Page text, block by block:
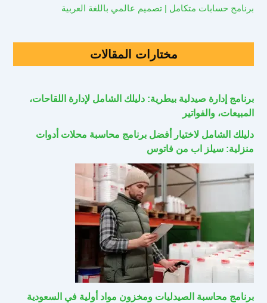
برنامج حسابات متكامل | تصميم عالمي باللغة العربية
مختارات المقالات
برنامج إدارة صيدلية بيطرية: دليلك الشامل لإدارة اللقاحات،
المبيعات، والفواتير
دليلك الشامل لاختيار أفضل برنامج محاسبة محلات أدوات
منزلية: سيلز اب من فاتوس
برنامج محاسبة الصيدليات ومخزون مواد أولية في السعودية